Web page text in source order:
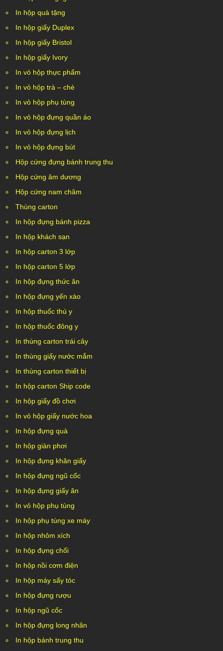
In hộp quà tặng
In hộp giấy Duplex
In hộp giấy Bristol
In hộp giấy Ivory
In vỏ hộp thực phẩm
In vỏ hộp trà – chè
In vỏ hộp phụ tùng
In vỏ hộp đựng quần áo
In vỏ hộp đựng lịch
In vỏ hộp đựng bút
Hộp cứng đựng bánh trung thu
Hộp cứng âm dương
Hộp cứng nam châm
Thùng carton
In hộp đựng bánh pizza
In hộp khách sạn
In hộp carton 3 lớp
In hộp carton 5 lớp
In hộp đựng thức ăn
In hộp đựng yến xào
In hộp thuốc thú y
In hộp thuốc đông y
In thùng carton trái cây
In thùng giấy nước mắm
In thùng carton thiết bị
In hộp carton Ship code
In hộp giấy đồ chơi
In vỏ hộp giấy nước hoa
In hộp đựng quà
In hộp giàn phơi
In hộp đựng khăn giấy
In hộp đựng ngũ cốc
In hộp đựng giấy ăn
In vỏ hộp phụ tùng
In hộp phụ tùng xe máy
In hộp nhôm xích
In hộp đựng chổi
In hộp nồi cơm điện
In hộp máy sấy tóc
In hộp đựng rượu
In hộp ngũ cốc
In hộp đựng long nhãn
In hộp bánh trung thu